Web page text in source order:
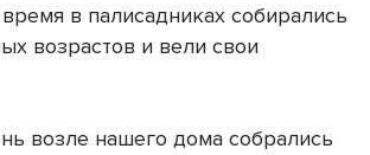
в палисадниках собирались
возрастов и вели свои
возле нашего дома собрались